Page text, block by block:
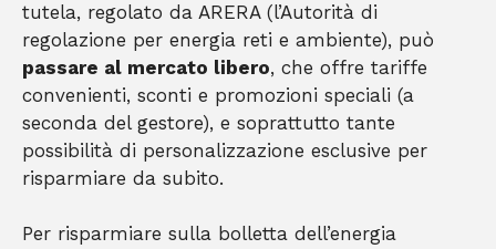
tutela, regolato da ARERA (l’Autorità di
regolazione per energia reti e ambiente), può
passare al mercato libero, che offre tariffe
convenienti, sconti e promozioni speciali (a
seconda del gestore), e soprattutto tante
possibilità di personalizzazione esclusive per
risparmiare da subito.
Per risparmiare sulla bolletta dell’energia